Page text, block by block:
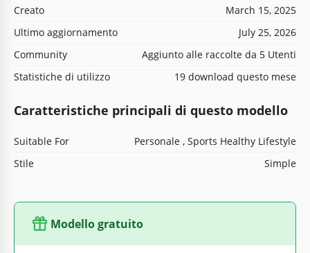
Creato
March 15, 2025
Ultimo aggiornamento
July 25, 2026
Community
Aggiunto alle raccolte da 5 Utenti
Statistiche di utilizzo
19 download questo mese
Caratteristiche principali di questo modello
Suitable For
Personale , Sports Healthy Lifestyle
Stile
Simple
Modello gratuito